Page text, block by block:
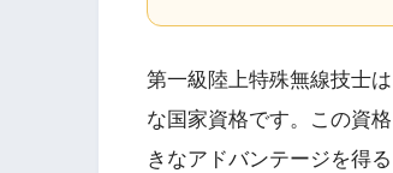
第一級陸上特殊無線技士
な国家資格です。この資
きなアドバンテージを得